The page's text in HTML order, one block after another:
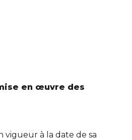
en œuvre des
vigueur à la date de sa